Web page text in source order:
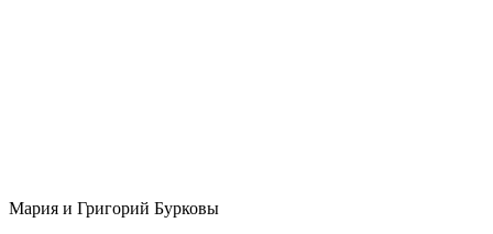
Мария и Григорий Бурковы